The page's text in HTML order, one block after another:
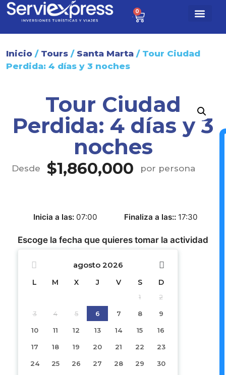
0
Inicio / Tours / Santa Marta / Tour Ciudad
Perdida: 4 días y 3 noches
Tour Ciudad
Perdida: 4 días y 3
noches
Desde $1,860,000 por persona
Inicia a las 07:00 Finaliza a las: 17:30
Escoge la fecha que quieres tomar la actividad
agosto 2026
L M X J V S D
1 2
3 4 5 6 7 8 9
10 11 12 13 14 15 16
17 18 19 20 21 22 23
24 25 26 27 28 29 30